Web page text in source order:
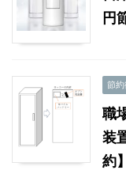
円
節
職
装
約】